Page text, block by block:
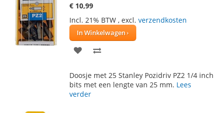
€ 10,99
Incl. 21% BTW , excl. verzendkosten
In Winkelwagen
VOEG
AAN TE
Doosje met 25 Stanley Pozidriv PZ2 1/4 inch
bits met een lengte van 25 mm. Lees
verder